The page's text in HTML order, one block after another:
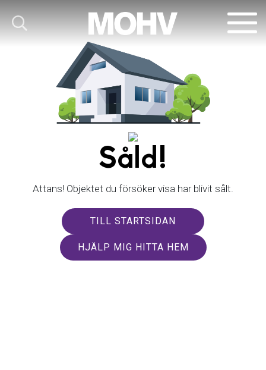
Såld!
Attans! Objektet du försöker visa har blivit sålt.
TILL STARTSIDAN
HJÄLP MIG HITTA HEM